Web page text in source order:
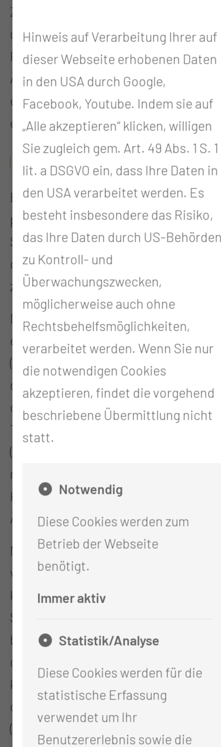
Zimmer. Hier werden Sie von
unserem speziell geschulten HNO-
Pflegepersonal, Ärztinnen und
Ärzten betreut. Nach einer Nacht
erfolgt eine Hörtestkontrolle und
ein erster Verbandswechsel.
WAS IST ZU BEACHTEN?
Bei einem komplikationslosen
postoperativen Verlauf verlassen
Sie das Klinikum je nach Ausmaß
der Operation am ersten oder
zweiten Tag nach der OP.
Die weitere Versorgung führen Sie
entweder selbst durch
(Verbandswechsel – wir leiten sie
dazu an), macht Ihre HNO-Ärztin
oder Arzt (Fadenzug nach ca. 10
Tagen) und erledigen wir
(Entfernung der Ohrtamponade
nach 3 – 4 Wochen ambulant in der
Klinik, alternativ auch HNO-Arzt/ -
Ärztin).
Nach dieser Zeit ist bei
vollständiger Abheilung eine volle
körperliche Belastung – inklusive
Sport - wieder möglich. Dies
beinhaltet auch Tätigkeiten, bei
denen Wasser in den Gehörgang
kommen kann (Schwimmen, Sauna)
oder ein Druckausgleich nötig ist
(Tauchen, Fliegen).
Hinweis auf Verarbeitung Ihrer auf
dieser Webseite erhobenen Daten
in den USA durch Google,
Facebook, Youtube. Indem sie auf
„Alle akzeptieren“ klicken, willigen
Sie zugleich gem. Art. 49 Abs. 1 S. 1
lit. a DSGVO ein, dass Ihre Daten in
den USA verarbeitet werden. Es
besteht insbesondere das Risiko,
das Ihre Daten durch US-
zu Kontroll- und
Überwachungszwecken,
möglicherweise auch ohne
Rechtsbehelfsmöglichkeiten,
verarbeitet werden. Wenn Sie nur
die notwendigen Cookies
akzeptieren, findet die vorgehend
beschriebene Übermittlung nicht
statt.
Notwendig
Diese Cookies werden zum
Betrieb der Webseite
benötigt.
Immer aktiv
Statistik/Analyse
Diese Cookies werden für die
statistische Erfassung
verwendet um Ihr
Benutzererlebnis sowie die